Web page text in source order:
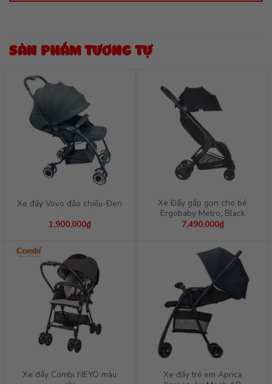
SẢN PHẨM TƯƠNG TỰ
Xe đẩy Vovo đảo chiều-Đen
1,900,000₫
Xe Đẩy gắp gọn cho bé
Ergobaby Metro, Black
7,490,000₫
Xe đẩy Combi NEYO màu
Xe đẩy trẻ em Aprica